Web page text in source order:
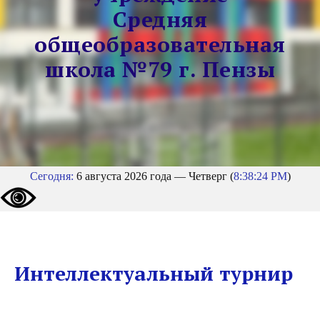
Средняя
общеобразовательная
школа №79 г. Пензы
Сегодня: 6 августа 2026 года — Четверг (8:38:24 PM)
Интеллектуальный турнир